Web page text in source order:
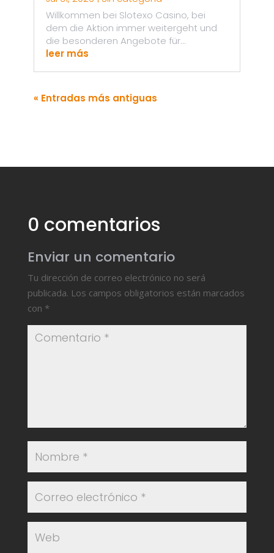
Willkommen bei Slotexo Casino, bei
dem die Aktion immer weitergeht und
die besonderen Angebote für...
leer más
« Entradas más antiguas
0 comentarios
Enviar un comentario
Tu dirección de correo electrónico no será
publicada. Los campos obligatorios están marcados
con *